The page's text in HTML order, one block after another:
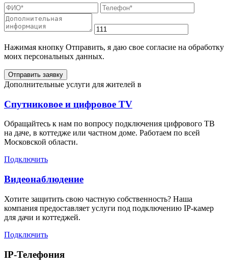
Нажимая кнопку Отправить, я даю свое согласие на обработку
моих персональных данных.
Отправить заявку
Дополнительные услуги для жителей в
Спутниковое и цифровое TV
Обращайтесь к нам по вопросу подключения цифрового ТВ
на даче, в коттедже или частном доме. Работаем по всей
Московской области.
Подключить
Видеонаблюдение
Хотите защитить свою частную собственность? Наша
компания предоставляет услуги под подключению IP-камер
для дачи и коттеджей.
Подключить
IP-Телефония